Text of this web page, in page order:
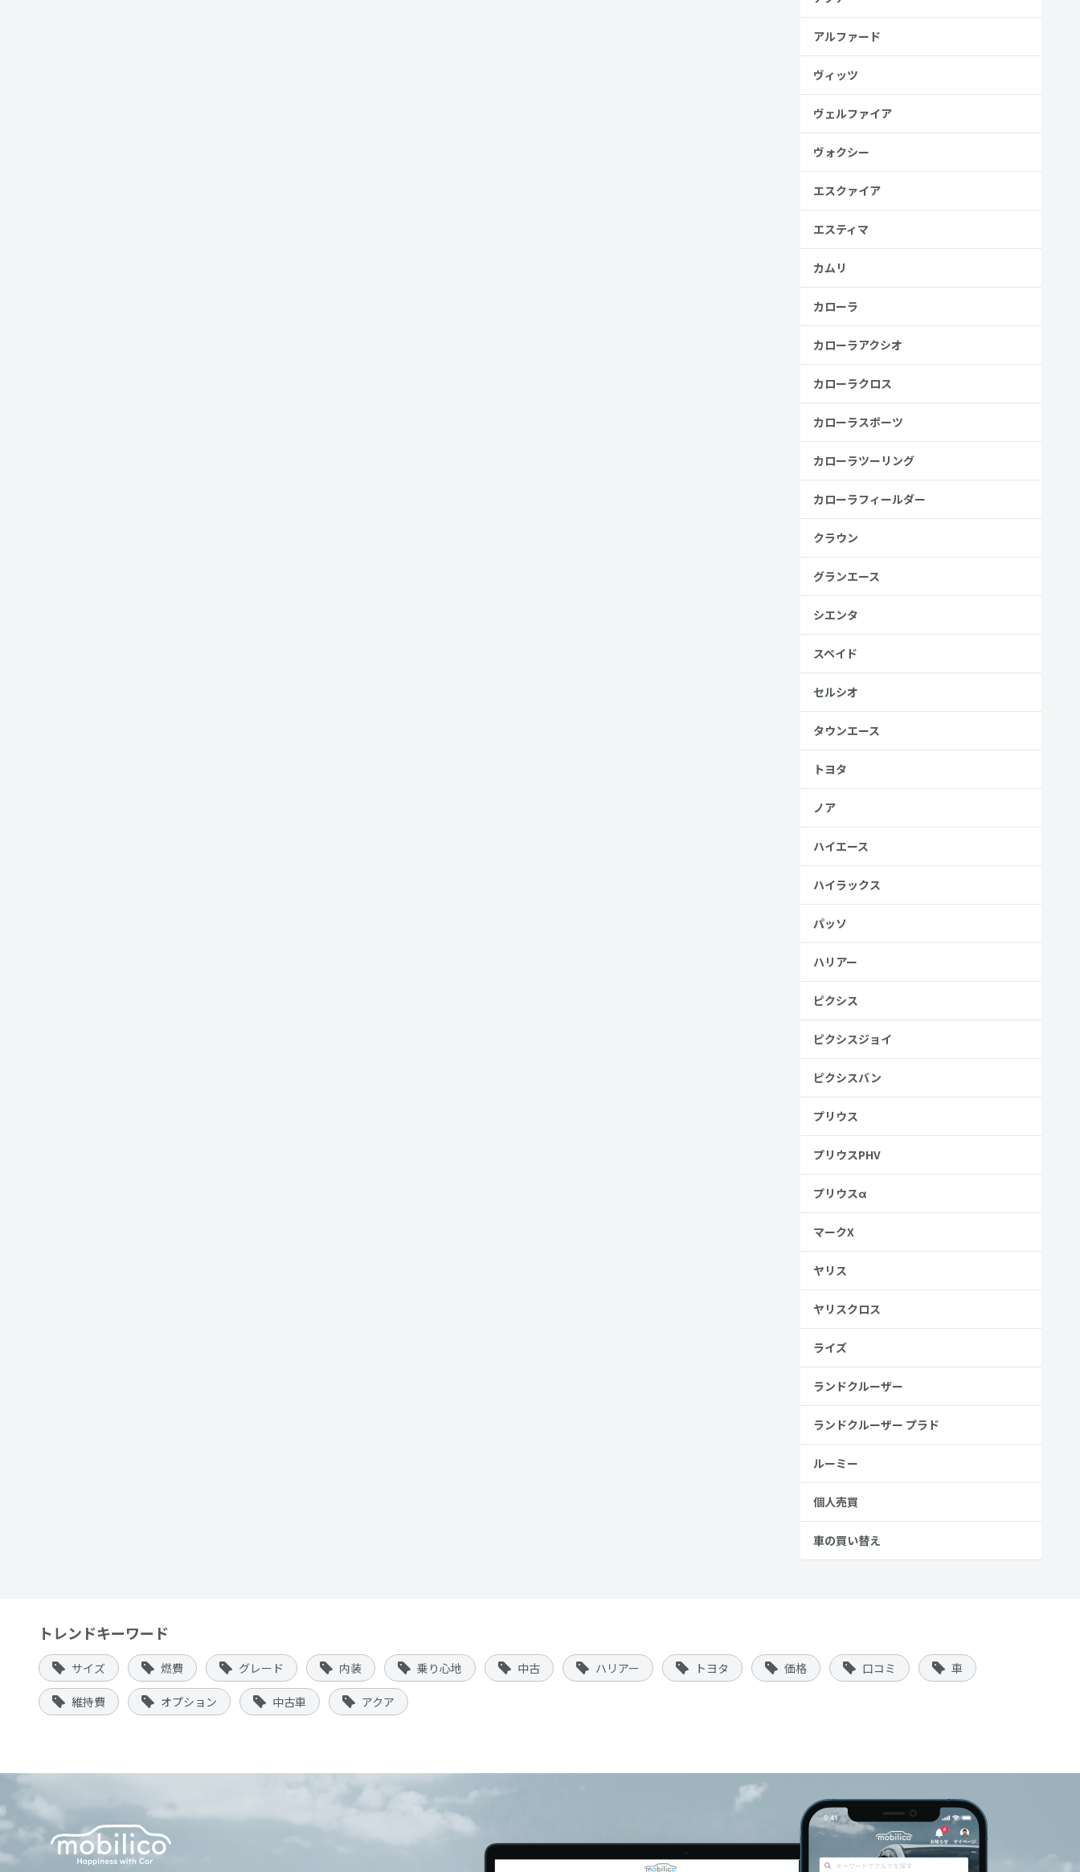
アルファード
ヴィッツ
ヴェルファイア
ヴォクシー
エスクァイア
エスティマ
カムリ
カローラ
カローラアクシオ
カローラクロス
カローラスポーツ
カローラツーリング
カローラフィールダー
クラウン
グランエース
シエンタ
スペイド
セルシオ
タウンエース
トヨタ
ノア
ハイエース
ハイラックス
パッソ
ハリアー
ピクシス
ピクシスジョイ
ピクシスバン
プリウス
プリウスPHV
プリウスα
マークX
ヤリス
ヤリスクロス
ライズ
ランドクルーザー
ランドクルーザー プラド
ルーミー
個人売買
車の買い替え
トレンドキーワード
サイズ 燃費 グレード 内装 乗り心地 中古 ハリアー トヨタ 価格 口コミ 車
維持費 オプション 中古車 アクア